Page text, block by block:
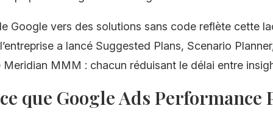
Google vers des solutions sans code reflète cette
a lancé Suggested Plans, Scenario
MMM : chacun réduisant le délai entre
que Google Ads Performance